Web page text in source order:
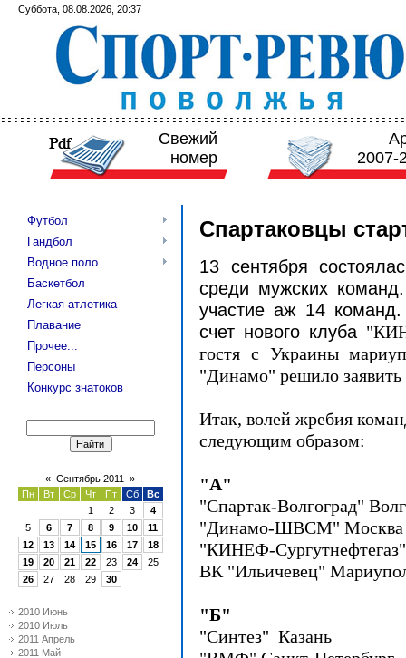
Суббота, 08.08.2026, 20:37
Свежий
номер
2007-
Футбол
Гандбол
Водное поло
Баскетбол
Легкая атлетика
Плавание
Прочее...
Персоны
Конкурс знатоков
« Сентябрь 2011
»
Пн
Вт Ср Чт Пт Сб
Вс
1
2 3
4
5
6 7 8 9 10
11
12
13 14 15 16 17
18
19
20 21 22 23 24
25
26
27 28 29 30
2010 Июнь
2010 Июль
2011 Апрель
2011 Май
Спартаковцы
13 сентября
среди мужских
участие аж 14
счет нового клуба
гостя с Украины
"Динамо" решило заявить
Итак, волей жребия
следующим образом:
"А"
"Спартак-Волгоград"
"Динамо-ШВСМ" Москва
"КИНЕФ-
ВК "Ильичевец"
"Б"
"Синтез" Казань